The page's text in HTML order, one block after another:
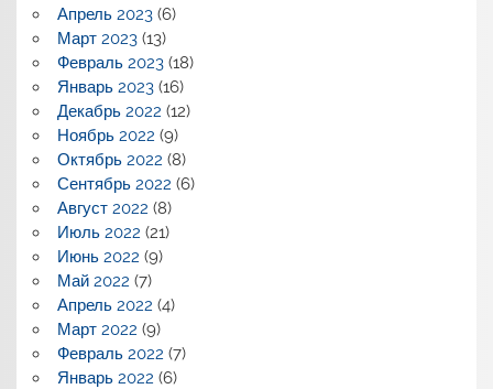
Апрель 2023(6)
Март 2023(13)
Февраль 2023(18)
Январь 2023(16)
Декабрь 2022 (12)
Ноябрь 2022 (9)
Октябрь 2022 (8)
Сентябрь 2022 (6)
Август 2022 (8)
Июль 2022 (21)
Июнь 2022 (9)
Май 2022 (7)
Апрель 2022 (4)
Март 2022 (9)
Февраль 2022 (7)
Январь 2022 (6)